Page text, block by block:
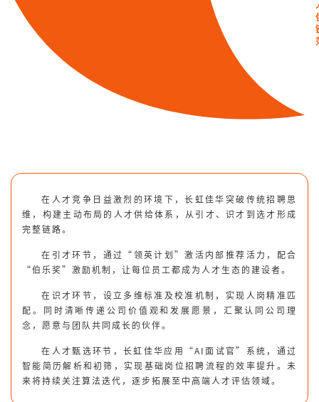
在人才竞争日益激烈的环境下，长虹佳华突破传统招聘思
维，构建主动布局的人才供给体系，从引才、识才到选才形成
完整链路。
在引才环节，通过“领英计划”激活内部推荐活力，配合
“伯乐奖”激励机制，让每位员工都成为人才生态的建设者。
在识才环节，设立多维标准及校准机制，实现人岗精准匹
配。同时清晰传递公司价值观和发展愿景，汇聚认同公司理
念，愿意与团队共同成长的伙伴。
在人才甄选环节，长虹佳华应用“AI面试官”系统，通过
智能简历解析和初筛，实现基础岗位招聘流程的效率提升。未
来将持续关注算法迭代，逐步拓展至中高端人才评估领域。